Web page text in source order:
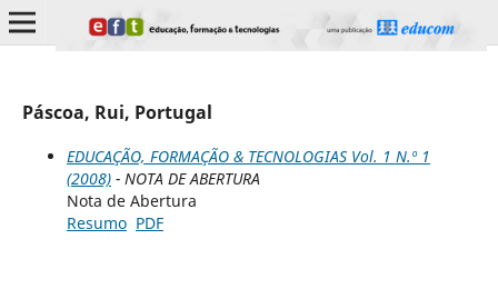
Páscoa, Rui, Portugal
EDUCAÇÃO, FORMAÇÃO & TECNOLOGIAS Vol. 1 N.º 1
(2008)- NOTA DE ABERTURA
Nota de Abertura
Resumo PDF